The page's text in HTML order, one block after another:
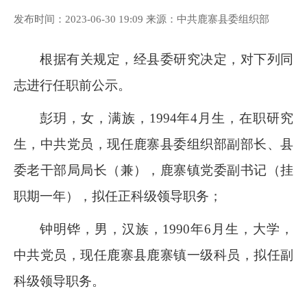
发布时间：2023-06-30 19:09 来源：中共鹿寨县委组织部
根据有关规定，经县委研究决定，对下列同
志进行任职前公示。
彭玥，女，满族， 1994年4月生，在职研究
生，中共党员，现任鹿寨县委组织部副部长、县
委老干部局局长（兼），鹿寨镇党委副书记（挂
职期一年），拟任正科级领导职务；
钟明铧，男，汉族， 1990年6 月生，大学，
中共党员，现任鹿寨县鹿寨镇一级科员，拟任副
科级领导职务。